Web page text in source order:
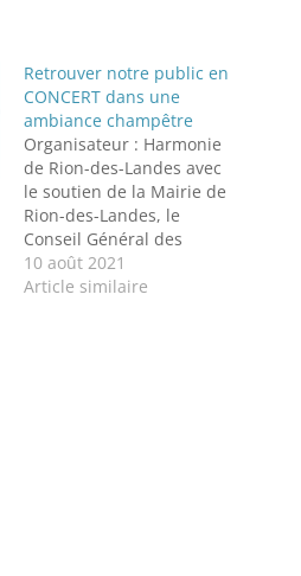
Retrouver notre public en
CONCERT dans une
ambiance champêtre
Organisateur : Harmonie
de Rion-des-Landes avec
le soutien de la Mairie de
Rion-des-Landes, le
Conseil Général des
Landes et l'Union
Musicale des
10 août 2021
Article similaire